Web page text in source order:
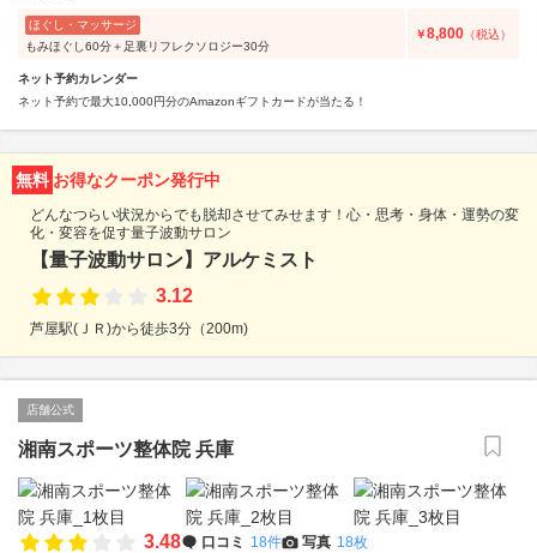
ほぐし・マッサージ
もみほぐし60分＋足裏リフレクソロジー30分
￥8,800 （税込）
ネット予約カレンダー
ネット予約で最大10,000円分のAmazonギフトカードが当たる！
無料 お得なクーポン発行中
どんなつらい状況からでも脱却させてみせます！心・思考・身体・運勢の変
化・変容を促す量子波動サロン
【量子波動サロン】アルケミスト
3.12
芦屋駅(ＪＲ)から徒歩3分（200m)
店舗公式
湘南スポーツ整体院 兵庫
3.48 口コミ 18件 写真 18枚